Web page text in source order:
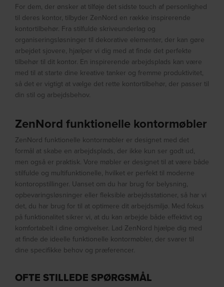
For dem, der ønsker at tilføje det sidste touch af personlighed
til deres kontor, tilbyder ZenNord en række inspirerende
kontortilbehør. Fra stilfulde skriveunderlag og
organiseringsløsninger til dekorative elementer, der kan gøre
arbejdet sjovere, hjælper vi dig med at finde det perfekte
tilbehør til dit kontor. En inspirerende arbejdsplads kan være
med til at starte dine kreative tanker og fremme produktivitet,
så det er vigtigt at vælge det rette kontortilbehør, der passer til
din stil og arbejdsbehov.
ZenNord funktionelle kontormøbler
ZenNord funktionelle kontormøbler er designet med det
formål at skabe en arbejdsplads, der ikke kun ser godt ud,
men også er praktisk. Vore møbler er designet til at være både
stilfulde og multifunktionelle, hvilket er perfekt til moderne
kontoropstillinger. Uanset om du har brug for belysning,
opbevaringsløsninger eller fleksible arbejdsstationer, så har vi
det, du har brug for til at optimere dit arbejdsmiljø. Med fokus
på funktionalitet sikrer vi, at du kan arbejde både effektivt og
komfortabelt i dine omgivelser. Lad ZenNord hjælpe dig med
at finde de ideelle funktionelle kontormøbler, der svarer til
dine specifikke behov og præferencer.
OFTE STILLEDE SPØRGSMÅL